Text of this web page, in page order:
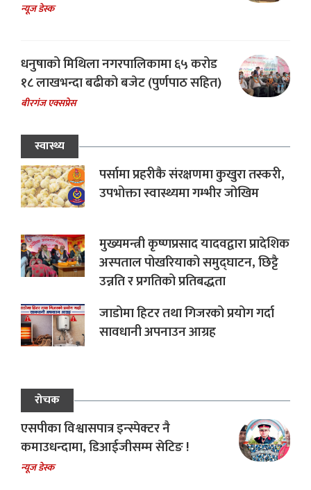
न्यूज डेस्क
धनुषाको मिथिला नगरपालिकामा ६५ करोड
१८ लाखभन्दा बढीको बजेट (पुर्णपाठ सहित)
बीरगंज एक्सप्रेस
स्वास्थ्य
पर्सामा प्रहरीकै संरक्षणमा कुखुरा तस्करी,
उपभोक्ता स्वास्थ्यमा गम्भीर जोखिम
मुख्यमन्त्री कृष्णप्रसाद यादवद्वारा प्रादेशिक
अस्पताल पोखरियाको समुद्घाटन, छिट्टै
उन्नति र प्रगतिको प्रतिबद्धता
जाडोमा हिटर तथा गिजरको प्रयोग गर्दा
सावधानी अपनाउन आग्रह
रोचक
एसपीका विश्वासपात्र इन्स्पेक्टर नै
कमाउधन्दामा, डिआईजीसम्म सेटिङ !
न्यूज डेस्क